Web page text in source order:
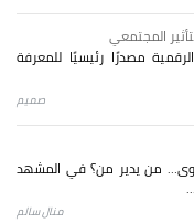
المجتمعي
مصدرًا رئيسيًا للمعرفة
صميم
من يدير من؟ في المشهد
منال سالم